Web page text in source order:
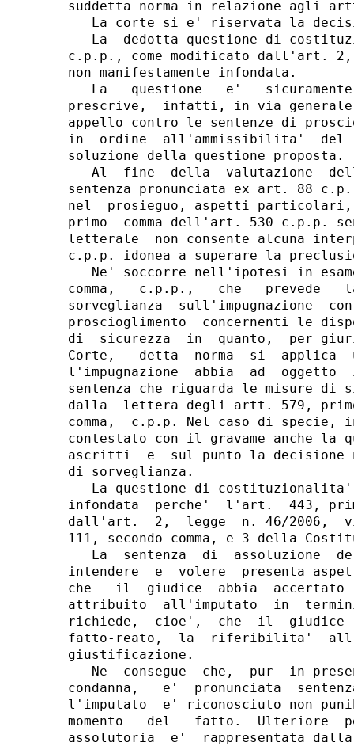
suddetta norma in relazione agli
La corte si e' riservata la
La  dedotta questione di
c.p.p., come modificato dall'art.
non manifestamente infondata.
La   questione   e'
prescrive,  infatti, in via generale
appello contro le sentenze di
in  ordine  all'ammissibilita'  del
soluzione della questione proposta.
Al  fine  della  valutazione
sentenza pronunciata ex art. 88
nel  prosieguo, aspetti particolari,
primo  comma dell'art. 530 c.p.p.
letterale  non consente alcuna
c.p.p. idonea a superare la
Ne' soccorre nell'ipotesi in
comma,   c.p.p.,   che   prevede
sorveglianza  sull'impugnazione
proscioglimento  concernenti le
di  sicurezza  in  quanto,  per
Corte,   detta  norma  si  applica
l'impugnazione  abbia  ad
sentenza che riguarda le misure di
dalla  lettera degli artt. 579, primo
comma,  c.p.p. Nel caso di
contestato con il gravame anche
ascritti  e  sul punto la
di sorveglianza.
La questione di
infondata  perche'  l'art.  443,
dall'art.  2,  legge  n. 46/2006,
111, secondo comma, e 3 della
La  sentenza  di  assoluzione
intendere  e  volere  presenta
che   il  giudice  abbia
attribuito  all'imputato  in
richiede,  cioe',  che  il  giudice
fatto-reato,  la  riferibilita'
giustificazione.
Ne  consegue  che,  pur  in
condanna,   e'  pronunciata
l'imputato  e' riconosciuto non
momento   del   fatto.  Ulteriore
assolutoria  e'  rappresentata dalla